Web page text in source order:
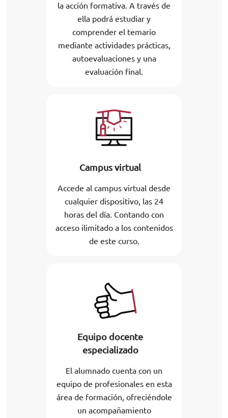
la acción formativa. A través de
ella podrá estudiar y
comprender el temario
mediante actividades prácticas,
autoevaluaciones y una
evaluación final.
Campus virtual
Accede al campus virtual desde
cualquier dispositivo, las 24
horas del día. Contando con
acceso ilimitado a los contenidos
de este curso.
Equipo docente
especializado
El alumnado cuenta con un
equipo de profesionales en esta
área de formación, ofreciéndole
un acompañamiento